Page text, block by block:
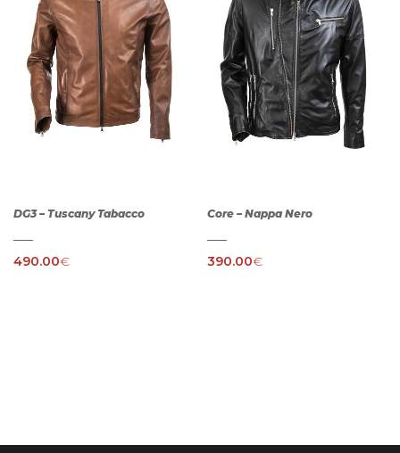
DG3 – Tuscany Tabacco
490.00€
Core – Nappa Nero
390.00€